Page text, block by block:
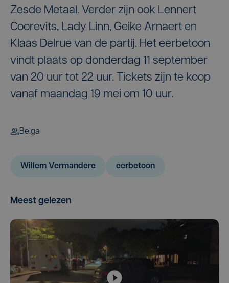
Zesde Metaal. Verder zijn ook Lennert
Coorevits, Lady Linn, Geike Arnaert en
Klaas Delrue van de partij. Het eerbetoon
vindt plaats op donderdag 11 september
van 20 uur tot 22 uur. Tickets zijn te koop
vanaf maandag 19 mei om 10 uur.
Belga
Willem Vermandere eerbetoon
Meest gelezen